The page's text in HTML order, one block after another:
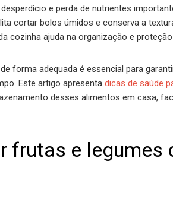
e perda de nutrientes
cortar bolos úmidos e conserva a
cozinha ajuda na organização e
forma adequada é essencial para
Este artigo apresenta dicas de saúde
desses alimentos em casa,
frutas e legumes